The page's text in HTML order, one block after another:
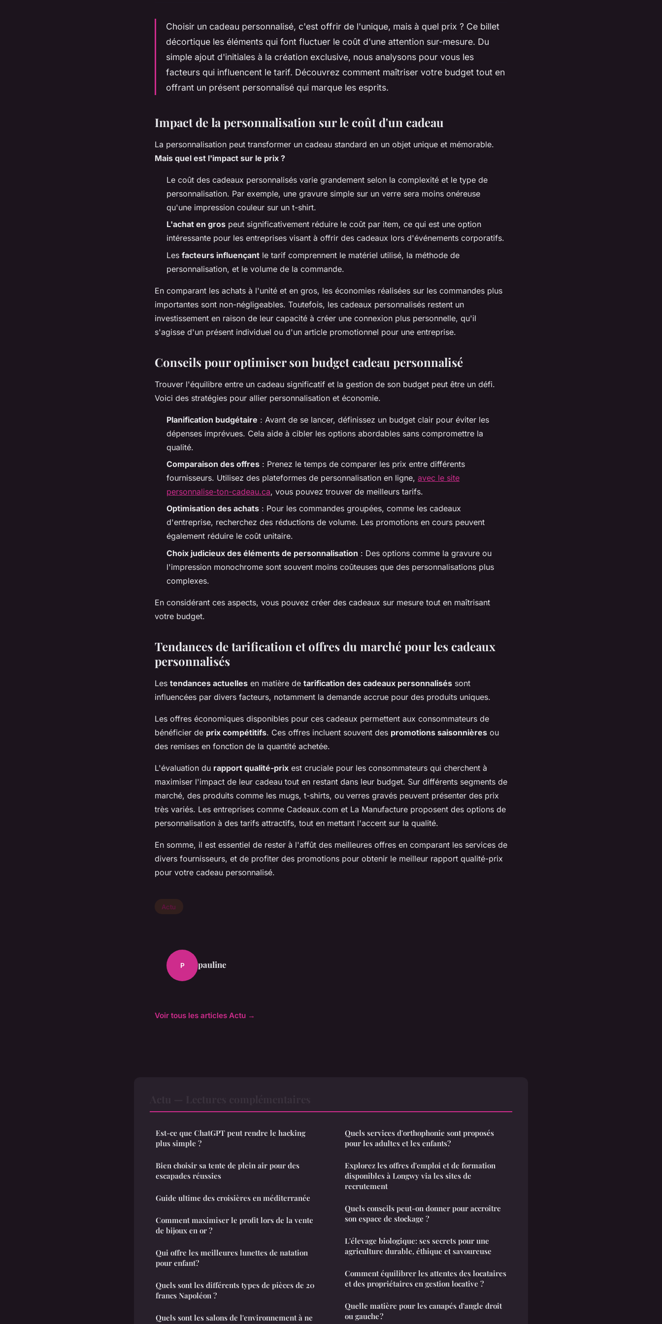
Choisir un cadeau personnalisé, c'est offrir de l'unique, mais à quel prix ? Ce billet
décortique les éléments qui font fluctuer le coût d'une attention sur-mesure. Du
simple ajout d'initiales à la création exclusive, nous analysons pour vous les
facteurs qui influencent le tarif. Découvrez comment maîtriser votre budget tout en
offrant un présent personnalisé qui marque les esprits.
Impact de la personnalisation sur le coût d'un cadeau
La personnalisation peut transformer un cadeau standard en un objet unique et mémorable.
Mais quel est l'impact sur le prix ?
Le coût des cadeaux personnalisés varie grandement selon la complexité et le type de
personnalisation. Par exemple, une gravure simple sur un verre sera moins onéreuse
qu'une impression couleur sur un t-shirt.
L'achat en gros peut significativement réduire le coût par item, ce qui est une option
intéressante pour les entreprises visant à offrir des cadeaux lors d'événements corporatifs.
Les facteurs influençant le tarif comprennent le matériel utilisé, la méthode de
personnalisation, et le volume de la commande.
En comparant les achats à l'unité et en gros, les économies réalisées sur les commandes plus
importantes sont non-négligeables. Toutefois, les cadeaux personnalisés restent un
investissement en raison de leur capacité à créer une connexion plus personnelle, qu'il
s'agisse d'un présent individuel ou d'un article promotionnel pour une entreprise.
Conseils pour optimiser son budget cadeau personnalisé
Trouver l'équilibre entre un cadeau significatif et la gestion de son budget peut être un défi.
Voici des stratégies pour allier personnalisation et économie.
Planification budgétaire : Avant de se lancer, définissez un budget clair pour éviter les
dépenses imprévues. Cela aide à cibler les options abordables sans compromettre la
qualité.
Comparaison des offres : Prenez le temps de comparer les prix entre différents
fournisseurs. Utilisez des plateformes de personnalisation en ligne, avec le site
personnalise-ton-cadeau.ca, vous pouvez trouver de meilleurs tarifs.
Optimisation des achats : Pour les commandes groupées, comme les cadeaux
d'entreprise, recherchez des réductions de volume. Les promotions en cours peuvent
également réduire le coût unitaire.
Choix judicieux des éléments de personnalisation : Des options comme la gravure ou
l'impression monochrome sont souvent moins coûteuses que des personnalisations plus
complexes.
En considérant ces aspects, vous pouvez créer des cadeaux sur mesure tout en maîtrisant
votre budget.
Tendances de tarification et offres du marché pour les cadeaux
personnalisés
Les tendances actuelles en matière de tarification des cadeaux personnalisés sont
influencées par divers facteurs, notamment la demande accrue pour des produits uniques.
Les offres économiques disponibles pour ces cadeaux permettent aux consommateurs de
bénéficier de prix compétitifs. Ces offres incluent souvent des promotions saisonnières ou
des remises en fonction de la quantité achetée.
L'évaluation du rapport qualité-prix est cruciale pour les consommateurs qui cherchent à
maximiser l'impact de leur cadeau tout en restant dans leur budget. Sur différents segments de
marché, des produits comme les mugs, t-shirts, ou verres gravés peuvent présenter des prix
très variés. Les entreprises comme Cadeaux.com et La Manufacture proposent des options de
personnalisation à des tarifs attractifs, tout en mettant l'accent sur la qualité.
En somme, il est essentiel de rester à l'affût des meilleures offres en comparant les services de
divers fournisseurs, et de profiter des promotions pour obtenir le meilleur rapport qualité-prix
pour votre cadeau personnalisé.
Actu
P pauline
Voir tous les articles Actu →
Est-ce que ChatGPT peut rendre le hacking
plus simple ?
Bien choisir sa tente de plein air pour des
escapades réussies
Guide ultime des croisières en méditerranée
Comment maximiser le profit lors de la vente
de bijoux en or ?
Qui offre les meilleures lunettes de natation
pour enfant?
Quels sont les différents types de pièces de 20
francs Napoléon ?
Quels sont les salons de l'environnement à ne
Quels services d'orthophonie sont proposés
pour les adultes et les enfants?
Explorez les offres d'emploi et de formation
disponibles à Longwy via les sites de
recrutement
Quels conseils peut-on donner pour accroître
son espace de stockage ?
L'élevage biologique: ses secrets pour une
agriculture durable, éthique et savoureuse
Comment équilibrer les attentes des locataires
et des propriétaires en gestion locative ?
Quelle matière pour les canapés d'angle droit
ou gauche ?